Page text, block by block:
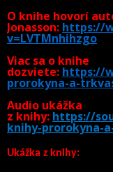
O knihe hovorí
Jonasson: https://
v=LVTMnhihzgo
Viac sa o knihe
dozviete: https://
prorokyna-a-
Audio ukážka
z knihy: https://
knihy-prorokyna-
Ukážka z knihy: